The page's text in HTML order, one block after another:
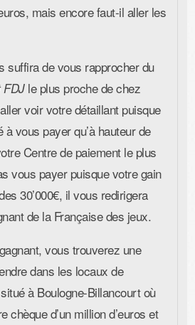
mais encore faut-il aller les
suffira de vous rapprocher du
FDJ le plus proche de chez
voir votre détaillant puisque
à vous payer qu’à hauteur de
Centre de paiement le plus
vous payer puisque votre gain
30’000€, il vous redirigera
de la Française des jeux.
vous trouverez une
dans les locaux de
à Boulogne-Billancourt où
chèque d’un million d’euros et